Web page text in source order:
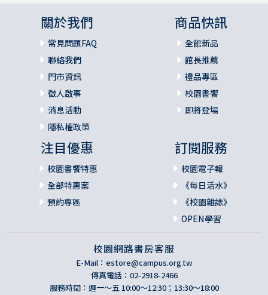
關於我們
常見問題FAQ
聯絡我們
門市資訊
徵人啟事
消息活動
隱私權政策
商品快訊
全館新品
館長推薦
禮品專區
校園書饗
即將登場
注目優惠
校園書饗特惠
全部特惠案
預約專區
訂閱服務
校園電子報
《每日活水》
《校園雜誌》
OPEN學習
校園網路書房客服
E-Mail： estore@campus.org.tw
傳真電話：02-2918-2466
服務時間：週一～五 10:00～12:30；13:30～18:00